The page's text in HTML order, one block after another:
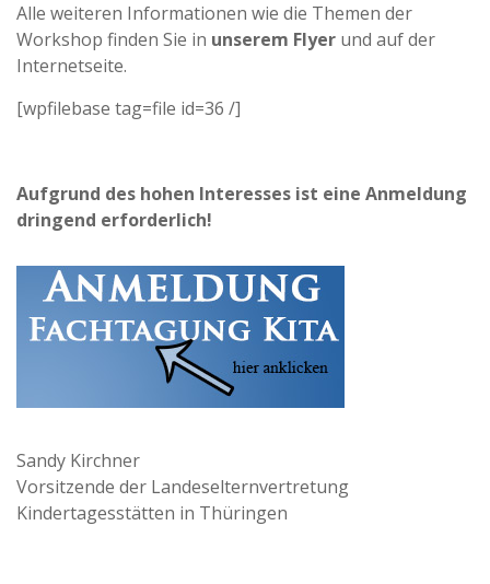
Alle weiteren Informationen wie die Themen der
Workshop finden Sie in unserem Flyer und auf der
Internetseite.
[wpfilebase tag=file id=36 /]
Aufgrund des hohen Interesses ist eine Anmeldung
dringend erforderlich!
Sandy Kirchner
Vorsitzende der Landeselternvertretung
Kindertagesstätten in Thüringen